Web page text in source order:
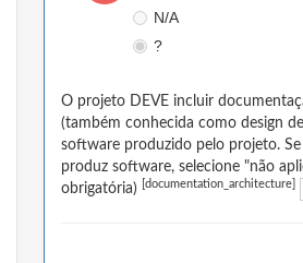
N/A
?
O projeto DEVE incluir
(também conhecida como design
software produzido pelo projeto.
produz software, selecione "não
obrigatória)
[documentation_architecture]